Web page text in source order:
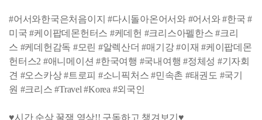
#어서와한국은처음이지 #다시돌아온어서와 #어서와 #한국 #
미국 #케이팝데몬헌터스 #케데헌 #크리스아펠한스 #크리
스 #케데헌감독 #모린 #알렉산더 #매기강 #이재 #케이팝데몬
헌터스2 #애니메이션 #한국여행 #국내여행 #정체성 #기자회
견 #오스카상 #트로피 #소니픽처스 #민속촌 #태권도 #국기
원 #크리스 #Travel #Korea #외국인
♥시간 순삭 꿀잼 영상!! 구독하고 챙겨보기♥